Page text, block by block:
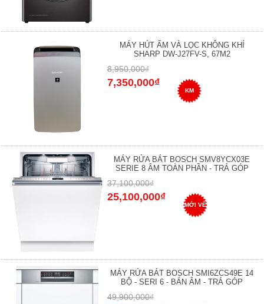
MÁY HÚT ẨM VÀ LỌC KHÔNG KHÍ
SHARP DW-J27FV-S, 67M2
8,950,000₫
7,350,000₫
KM
MÁY RỬA BÁT BOSCH SMV8YCX03E
SERIE 8 ÂM TOÀN PHẦN - TRẢ GÓP
37,100,000₫
25,100,000₫
MỚI VỀ
MÁY RỬA BÁT BOSCH SMI6ZCS49E 14
BỘ - SERI 6 - BÁN ÂM - TRẢ GÓP
49,900,000₫